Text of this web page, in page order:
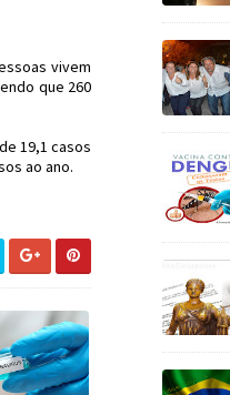
vivem
que 260
19,1 casos
ao ano.